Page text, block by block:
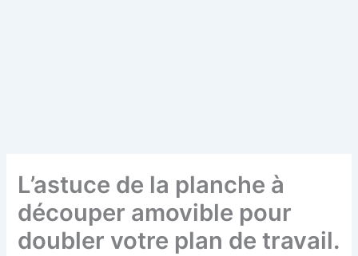
L’astuce de la planche à
découper amovible pour
doubler votre plan de travail.